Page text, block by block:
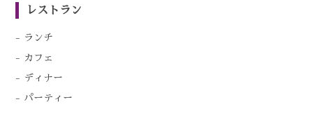
レストラン
ランチ
カフェ
ディナー
パーティー